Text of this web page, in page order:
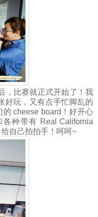
，比赛就正式开始了！我
好玩，又有点手忙脚乱的
cheese board！好开心
种带有 Real California
自己拍拍手！呵呵~